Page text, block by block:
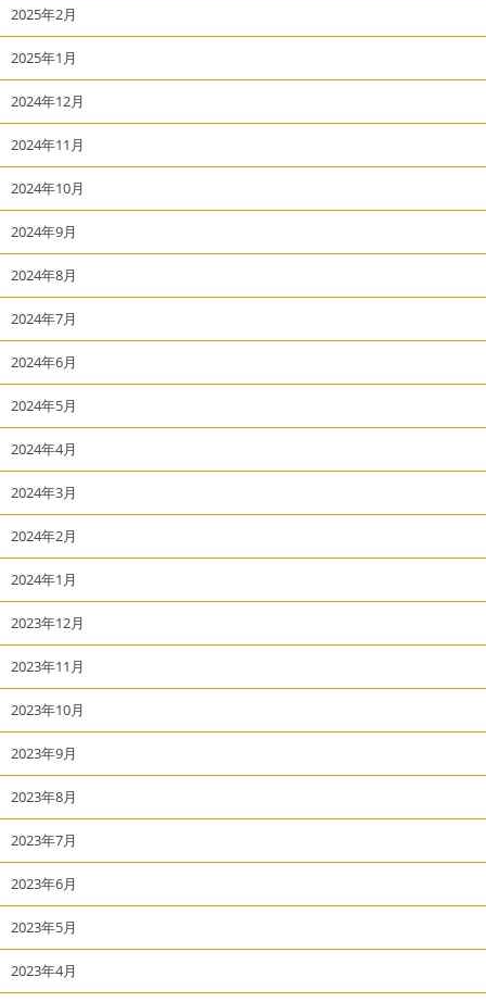
2025年2月
2025年1月
2024年12月
2024年11月
2024年10月
2024年9月
2024年8月
2024年7月
2024年6月
2024年5月
2024年4月
2024年3月
2024年2月
2024年1月
2023年12月
2023年11月
2023年10月
2023年9月
2023年8月
2023年7月
2023年6月
2023年5月
2023年4月